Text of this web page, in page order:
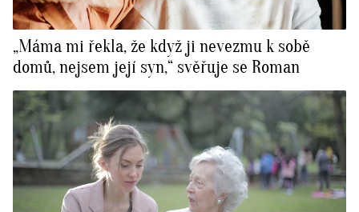
„Máma mi řekla, že když ji nevezmu k sobě
domů, nejsem její syn,“ svěřuje se Roman